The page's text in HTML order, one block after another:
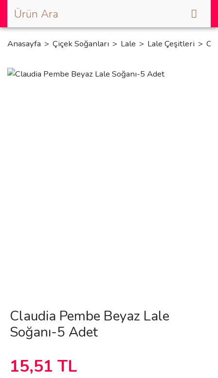
Anasayfa Çiçek Soğanları Lale Lale Çeşitleri
Claudia Pembe Beyaz Lale
Soğanı-5 Adet
15,51 TL